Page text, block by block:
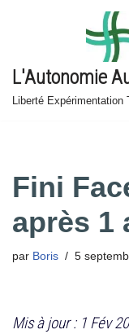
contenu
L'Autonomie
Liberté Expérimentation
Fini
après 1
par Boris 5
Mis à jour : 1 Fév